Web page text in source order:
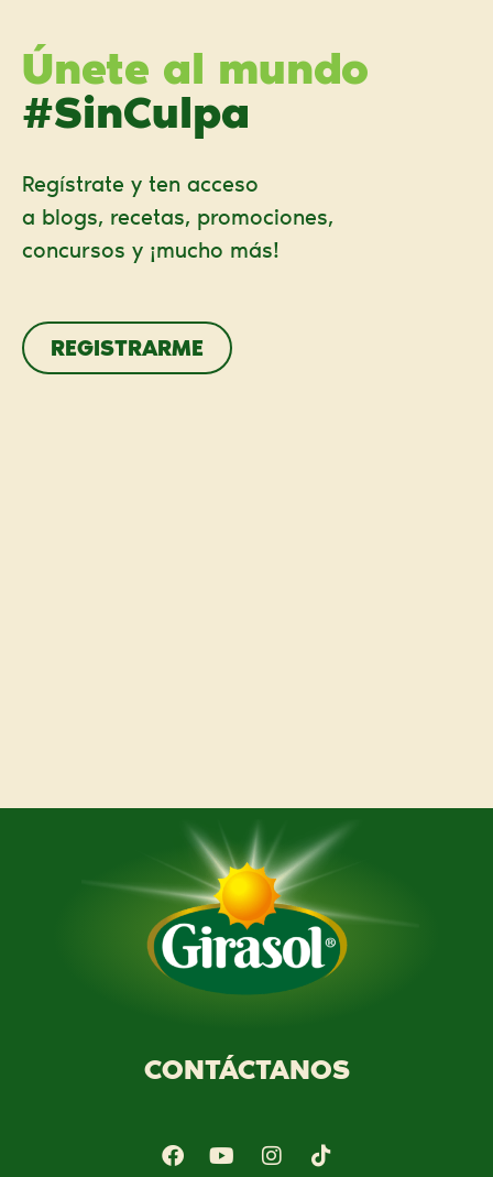
Únete al mundo
#SinCulpa
Regístrate y ten acceso
a blogs, recetas, promociones,
concursos y ¡mucho más!
REGISTRARME
CONTÁCTANOS